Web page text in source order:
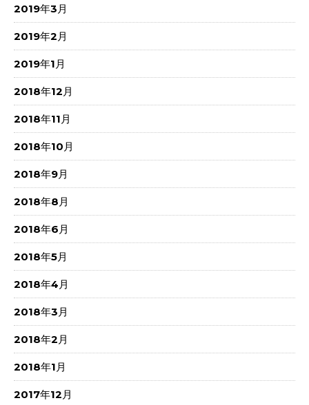
2019年3月
2019年2月
2019年1月
2018年12月
2018年11月
2018年10月
2018年9月
2018年8月
2018年6月
2018年5月
2018年4月
2018年3月
2018年2月
2018年1月
2017年12月